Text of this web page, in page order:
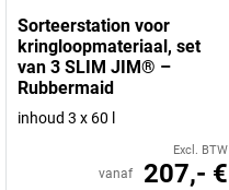
Sorteerstation voor
kringloopmateriaal, set
van 3 SLIM JIM® –
Rubbermaid
inhoud 3 x 60 l
Excl. BTW
vanaf 207,- €